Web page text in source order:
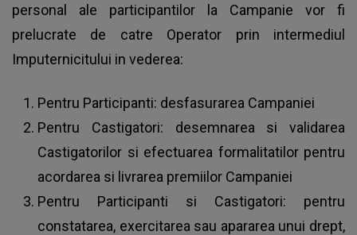
personal ale participantilor la Campanie vor fi
prelucrate de catre Operator prin intermediul
Imputernicitului in vederea:
Pentru Participanti: desfasurarea Campaniei
Pentru Castigatori: desemnarea si validarea
Castigatorilor si efectuarea formalitatilor pentru
acordarea si livrarea premiilor Campaniei
Pentru Participanti si Castigatori: pentru
constatarea, exercitarea sau apararea unui drept,